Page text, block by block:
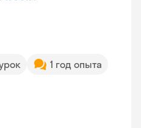
1 год опыта